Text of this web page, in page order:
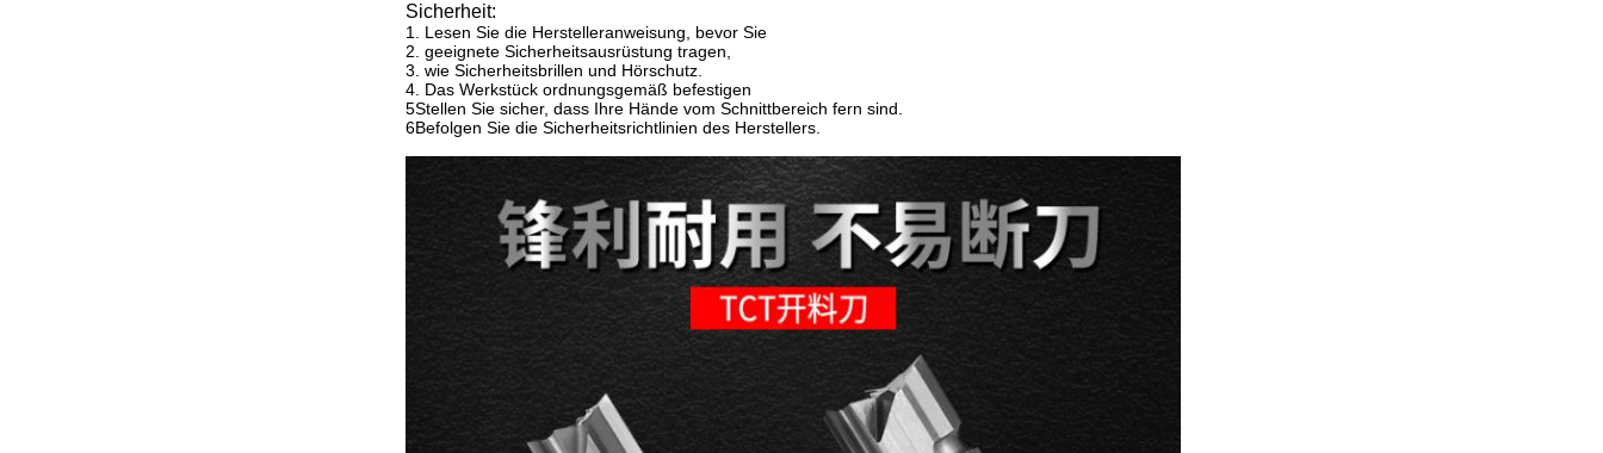
Sicherheit:
1. Lesen Sie die Herstelleranweisung, bevor Sie
2. geeignete Sicherheitsausrüstung tragen,
3. wie Sicherheitsbrillen und Hörschutz.
4. Das Werkstück ordnungsgemäß befestigen
5Stellen Sie sicher, dass Ihre Hände vom Schnittbereich fern sind.
6Befolgen Sie die Sicherheitsrichtlinien des Herstellers.